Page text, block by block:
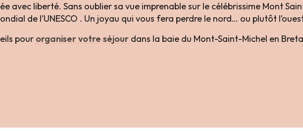
avec liberté. Sans oublier sa vue imprenable sur le célébrissime Mont
de l’UNESCO . Un joyau qui vous fera perdre le nord… ou plutôt
pour organiser votre séjour dans la baie du Mont-Saint-Michel en
aux favoris